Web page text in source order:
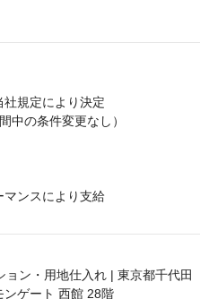
規定により決定
中の条件変更なし）
ンスにより支給